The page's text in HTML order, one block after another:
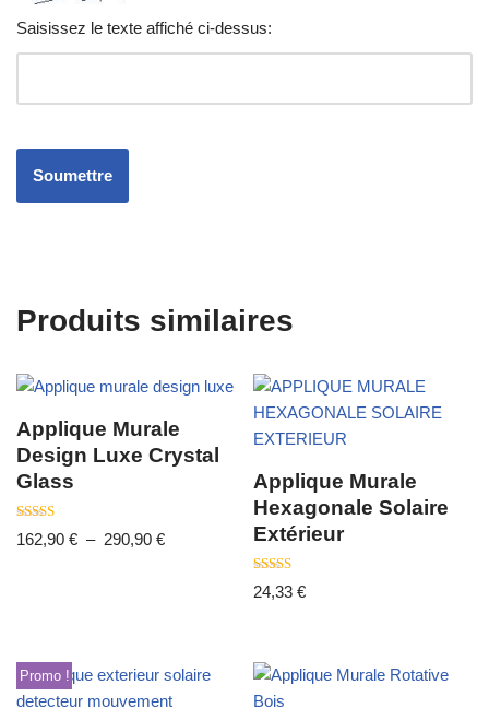
Saisissez le texte affiché ci-dessus:
Produits similaires
Applique Murale
Design Luxe Crystal
Glass
Note
4.00
162,90 € – 290,90 €
Applique Murale
Hexagonale Solaire
Extérieur
Note
5.00
24,33€
Promo !